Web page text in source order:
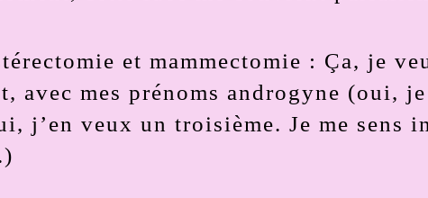
et mammectomie : Ça, je
avec mes prénoms androgyne (oui,
j’en veux un troisième. Je me sens